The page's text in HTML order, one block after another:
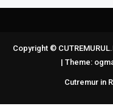
Copyright ©
| Theme:
Cutremur in